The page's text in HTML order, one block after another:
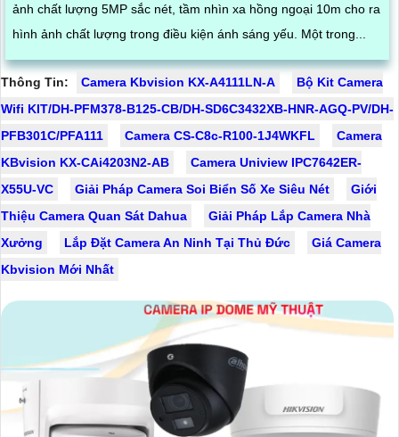
ảnh chất lượng 5MP sắc nét, tầm nhìn xa hồng ngoại 10m cho ra
hình ảnh chất lượng trong điều kiện ánh sáng yếu. Một trong...
Thông Tin: Camera Kbvision KX-A4111LN-A
Bộ Kit Camera
Wifi KIT/DH-PFM378-B125-CB/DH-SD6C3432XB-HNR-AGQ-PV/DH-
PFB301C/PFA111
Camera CS-C8c-R100-1J4WKFL
Camera
KBvision KX-CAi4203N2-AB
Camera Uniview IPC7642ER-
X55U-VC
Giải Pháp Camera Soi Biển Số Xe Siêu Nét
Giới
Thiệu Camera Quan Sát Dahua
Giải Pháp Lắp Camera Nhà
Xưởng
Lắp Đặt Camera An Ninh Tại Thủ Đức
Giá Camera
Kbvision Mới Nhất